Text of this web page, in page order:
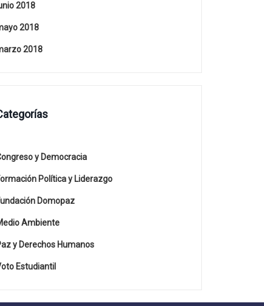
2018
2018
2018
y Democracia
Política y Liderazgo
Domopaz
Ambiente
y Derechos Humanos
Estudiantil